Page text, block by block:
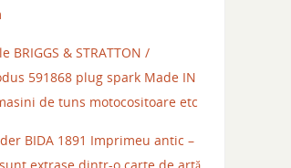
BRIGGS & STRATTON /
591868 plug spark Made IN
de tuns motocositoare etc
BIDA 1891 Imprimeu antic –